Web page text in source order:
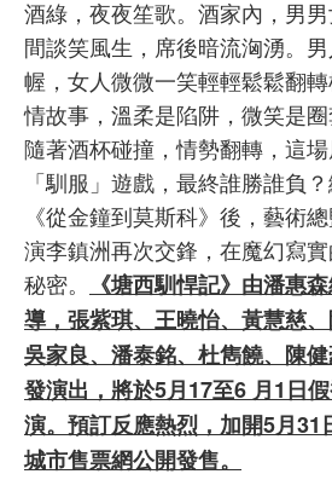
酒綠，夜夜笙歌。酒家內，男
間談笑風生，席後暗流洶湧。
幄，女人微微一笑輕輕鬆鬆翻
情故事，溫柔是陷阱，微笑是圈
隨著酒杯碰撞，情勢翻轉，這
「馴服」遊戲，最終誰勝誰負
《從金鐘到莫斯科》後，藝術
演李鎮洲再次交鋒，在魔幻寫
秘密。
《塘西馴悍記》由潘惠
導，張紫琪、王曉怡、黃慧慈、
吳家良、潘泰銘、杜雋饒、陳
發演出，將於5月17至6 月1日
演。預訂反應熱烈，加開5月31
城市售票網公開發售。